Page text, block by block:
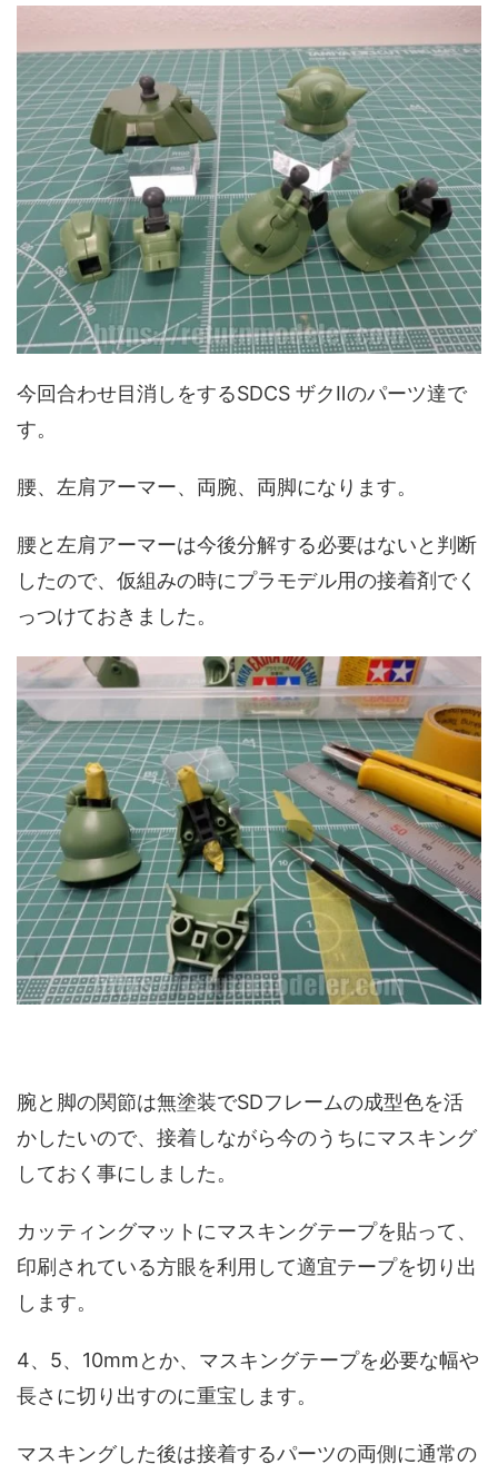
今回合わせ目消しをするSDCS ザクⅡのパーツ達で
す。
腰、左肩アーマー、両腕、両脚になります。
腰と左肩アーマーは今後分解する必要はないと判断
したので、仮組みの時にプラモデル用の接着剤でく
っつけておきました。
腕と脚の関節は無塗装でSDフレームの成型色を活
かしたいので、接着しながら今のうちにマスキング
しておく事にしました。
カッティングマットにマスキングテープを貼って、
印刷されている方眼を利用して適宜テープを切り出
します。
4、5、10mmとか、マスキングテープを必要な幅や
長さに切り出すのに重宝します。
マスキングした後は接着するパーツの両側に通常の